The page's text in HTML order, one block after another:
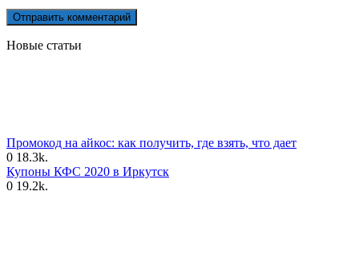
Новые статьи
Промокод на айкос: как получить, где взять, что дает
0 18.3k.
Купоны КФС 2020 в Иркутск
0 19.2k.